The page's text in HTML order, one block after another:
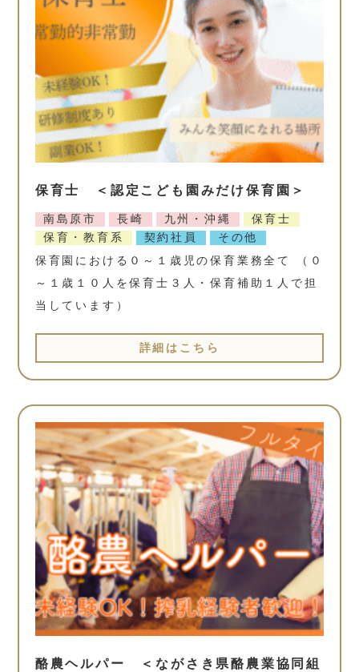
保育士 ＜認定こども園みだけ保育園＞
南島原市 長崎 九州・沖縄
保育士
保育・教育系
契約社員
その他
保育園における０～１歳児の保育業務全て （０
～１歳１０人を保育士３人・保育補助１人で担
当しています）
詳細はこちら
酪農ヘルパー ＜ながさき県酪農業協同組